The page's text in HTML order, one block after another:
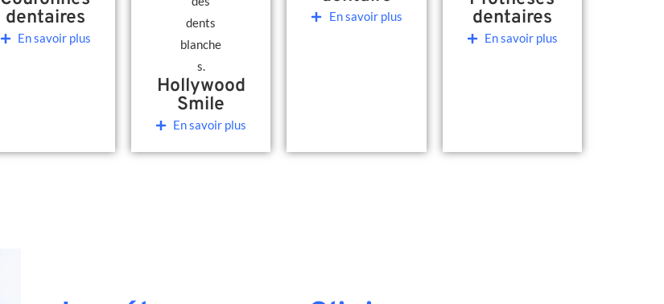
dentaires
En savoir plus
Hollywood
Smile
En savoir plus
En savoir plus dentaires
En savoir plus